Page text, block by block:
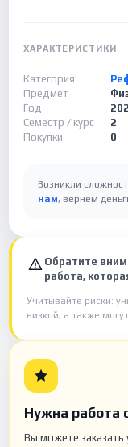
ХАРАКТЕРИСТИКИ
Категория
Предмет
Год
Семестр / курс
2
Покупки
0
Возникли
нам, вернём
Обратите
работа,
Учитывайте риски:
низкой, а также
Нужна работа
Вы можете заказать